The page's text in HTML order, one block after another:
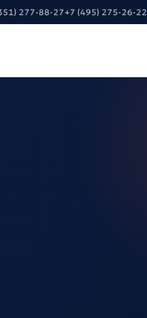
277-88-27+7 (495) 275-26-22